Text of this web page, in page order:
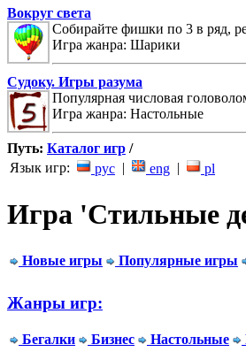
Вокруг света
Собирайте фишки по 3 в ряд,
Игра жанра: Шарики
Судоку. Игры разума
Популярная числовая
Игра жанра: Настольные
Путь: Каталог игр /
Язык игр:
рус | eng | pl
Игра 'Стильные
Новые игры Популярные игры
Жанры игр:
Бегалки Бизнес Настольные